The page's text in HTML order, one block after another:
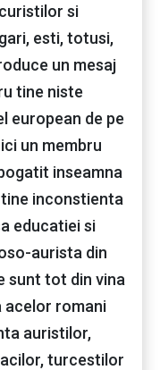
si
esti, totusi,
un mesaj
tine niste
european de pe
un membru
inseamna
inconstienta
educatiei si
aurista din
sunt tot din vina
acelor romani
auristilor,
turcestilor